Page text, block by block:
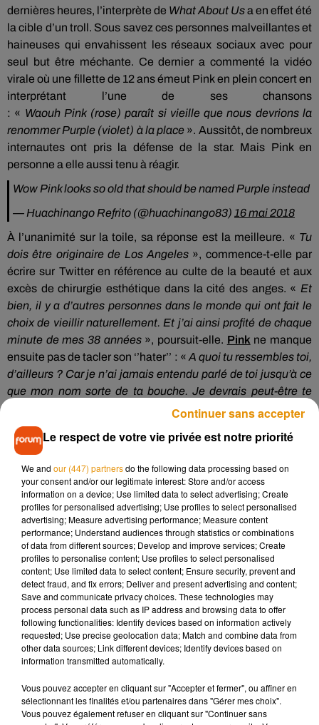
dernières heures, l’interprète de WhatAbout Usa en effet été
la cible d’un troll. Sous savez ces personnes malveillantes et
haineuses qui envahissent les réseaux sociaux avec pour
seul but être méchante. Ce dernier a commenté la vidéo
virale où une fillette de 12 ans émeut Pink en plein concert en
interprétant l’une de ses chansons
: « WaouhPink (rose) paraît si vieille que nous devrions la
renommerPurple (violet) à la place ». Aussitôt, de nombreux
internautes ont pris la défense de la star. Mais Pink en
personne a elle aussi tenu à réagir.
Wow Pink looks so old that should be named Purple instead
— Huachinango Refrito (@huachinango83) 16 mai 2018
À l’unanimité sur la toile, sa réponse est la meilleure. « Tu
dois être originaire de LosAngeles», commence-t-elle par
écrire sur Twitter en référence au culte de la beauté et aux
excès de chirurgie esthétique dans la cité des anges. « Et
bien, il y a d’autres personnes dans le monde qui ont fait le
choix de vieillir naturellement. Et j’ai ainsi profité de chaque
minute de mes 38 années», poursuit-elle. Pink ne manque
ensuite pas de tacler son ‘’hater’’ : « A quoi turessembles toi,
d’ailleurs ?Car je n’ai jamais entendu parlé de toi jusqu’à ce
que mon nom sorte de ta bouche. Je devrais peut-être te
En quelques heures, son
message atteint les 55 000 mentions
nombreuses réactions sur le réseau social.
You must be from la. Well, there are a few people left in the
world that choose to age naturally. And I’ve earned every
fucking minute of my 38 years. How you lookin though?
Cause I never heard of ya til you put my name in your mouth.
I shall call you little purple troll.https://t.co/3WcH2TRrHW
— P!nk (@Pink)16 mai 2018
Mais, à la surprise générale, quelques minutes plus tard,
Pink reprend la parole : «Je suis de ces gens qui pensent
que vieillir est une bénédiction, que si votre visage présente
des lignes autour des yeux et de la bouche, cela signifie que
vous avez beaucoup ri dans votre vie.Je prie pour avoir l’air
dans 10 ans, car cela voudra dire que je
suis vivante». De quoi définitivement fermer le clapet de ses
détracteurs comme lorsqu’elle avait défendu sa
filleWillow Sage, 6 ans,(victime des moqueries de ses petits
Le respect de votre vie privée est notre priorité
We and our (447) partnersdo the following data processing based on
your consent and/or our legitimate interest: Store and/or access
information on a device; Use limited data to select advertising; Create
profiles for personalised advertising; Use profiles to select personalised
advertising; Measure advertising performance; Measure content
performance; Understand audiences through statistics or combinations
of data from different sources; Develop and improve services; Create
profiles to personalise content; Use profiles to select personalised
content; Use limited data to select content; Ensure security, prevent and
detect fraud, and fix errors; Deliver and present advertising and content;
Save and communicate privacy choices. These technologies may
process personal data such as IP address and browsing data to offer
following functionalities: Identify devices based on information actively
requested; Use precise geolocation data; Match and combine data from
other data sources; Link different devices; Identify devices based on
information transmitted automatically.
Vous pouvez accepter en cliquant sur "Accepter et fermer", ou affiner en
sélectionnant les finalités et/ou partenaires dans "Gérer mes choix".
Vous pouvez également refuser en cliquant sur "Continuer sans
Continuer sans accepter